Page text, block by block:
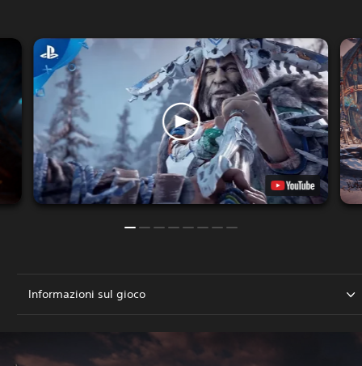
Informazioni sul gioco